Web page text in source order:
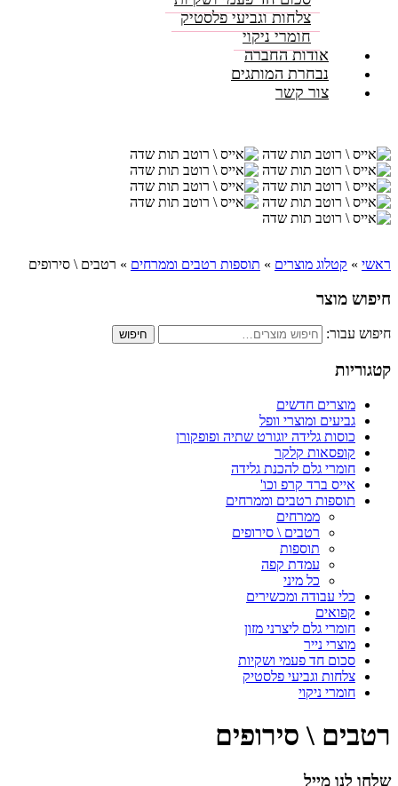
צלחות וגביעי פלסטיק
חומרי ניקוי
אודות החברה
נבחרת המותגים
צור קשר
ראשי » קטלוג מוצרים » תוספות רטבים וממרחים » רטבים \ סירופים
חיפוש מוצר
חיפוש עבור: חיפוש
קטגוריות
מוצרים חדשים
גביעים ומוצרי וופל
כוסות גלידה יוגורט שתיה ופופקורן
קופסאות קלקר
חומרי גלם להכנת גלידה
אייס ברד קרפ וכו'
תוספות רטבים וממרחים
ממרחים
רטבים \ סירופים
תוספות
עמדת קפה
כל מיני
כלי עבודה ומכשירים
קפואים
חומרי גלם ליצרני מזון
מוצרי נייר
סכום חד פעמי ושקיות
צלחות וגביעי פלסטיק
חומרי ניקוי
רטבים \ סירופים
שלחו לנו מייל